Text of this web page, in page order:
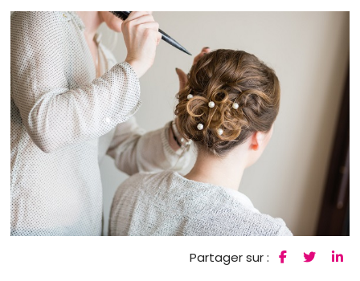
Partager sur :